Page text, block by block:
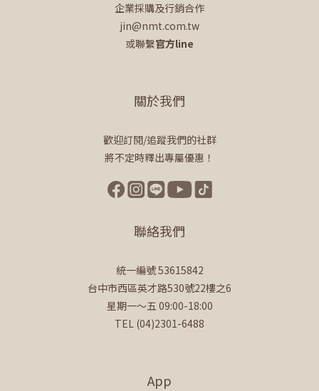
企業採購及行銷合作
jin@nmt.com.tw
或聯繫官方line
關於我們
歡迎訂閱/追蹤我們的社群
將不定時釋出專屬優惠！
聯絡我們
統一編號 53615842
台中市西區英才路530號22樓之6
星期一～五 09:00-18:00
TEL (04)2301-6488
App